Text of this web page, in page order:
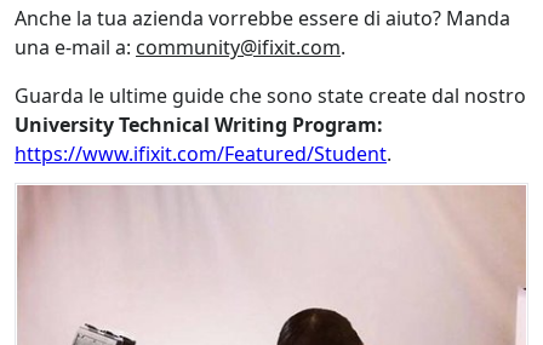
Anche la tua azienda vorrebbe essere di aiuto? Manda
una e-mail a: community@ifixit.com.
Guarda le ultime guide che sono state create dal nostro
University Technical Writing Program:
https://www.ifixit.com/Featured/Student.